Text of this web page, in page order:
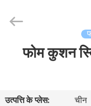
Industries
Inc..
फोम कुशन
उत्पत्ति के प्लेस:
चीन